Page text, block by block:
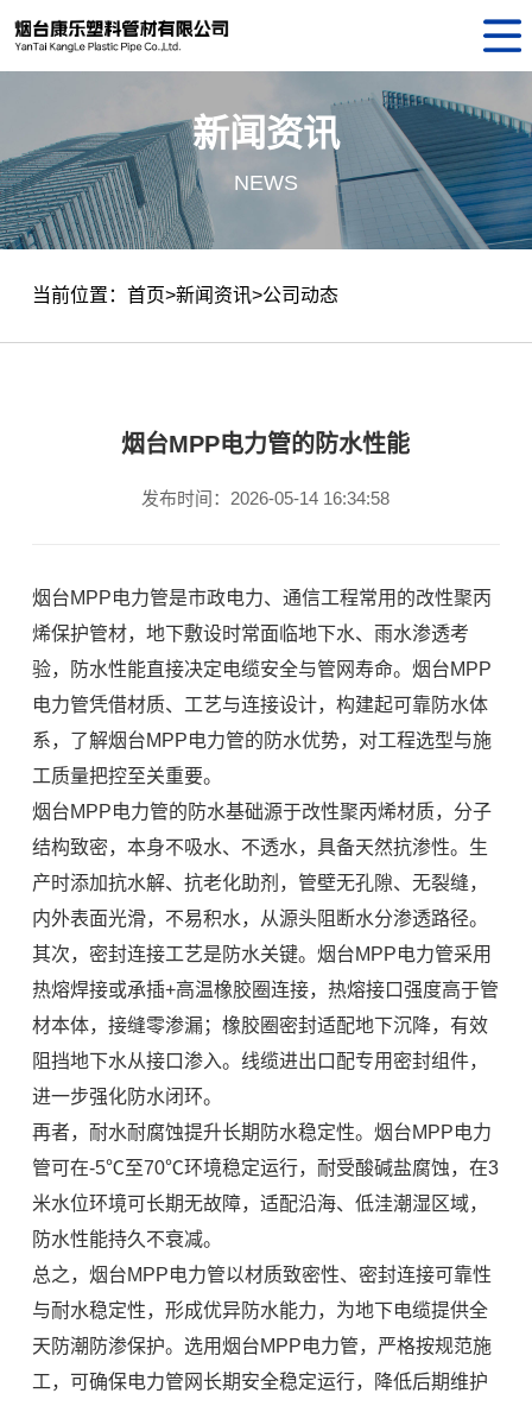
网
页
介
绍
品
中
新
闻
荣
新闻资讯
NEWS
当前位置： 首页>新闻资讯>公司动态
烟台MPP电力管的防水性能
发布时间：2026-05-14 16:34:58
烟台MPP电力管是市政电力、通信工程常用的改性聚丙
烯保护管材，地下敷设时常面临地下水、雨水渗透考
验，防水性能直接决定电缆安全与管网寿命。烟台MPP
电力管凭借材质、工艺与连接设计，构建起可靠防水体
系，了解烟台MPP电力管的防水优势，对工程选型与施
工质量把控至关重要。
烟台MPP电力管的防水基础源于改性聚丙烯材质，分子
结构致密，本身不吸水、不透水，具备天然抗渗性。生
产时添加抗水解、抗老化助剂，管壁无孔隙、无裂缝，
内外表面光滑，不易积水，从源头阻断水分渗透路径。
其次，密封连接工艺是防水关键。烟台MPP电力管采用
热熔焊接或承插+高温橡胶圈连接，热熔接口强度高于管
材本体，接缝零渗漏；橡胶圈密封适配地下沉降，有效
阻挡地下水从接口渗入。线缆进出口配专用密封组件，
进一步强化防水闭环。
再者，耐水耐腐蚀提升长期防水稳定性。烟台MPP电力
管可在-5℃至70℃环境稳定运行，耐受酸碱盐腐蚀，在3
米水位环境可长期无故障，适配沿海、低洼潮湿区域，
防水性能持久不衰减。
总之，烟台MPP电力管以材质致密性、密封连接可靠性
与耐水稳定性，形成优异防水能力，为地下电缆提供全
天防潮防渗保护。选用烟台MPP电力管，严格按规范施
工，可确保电力管网长期安全稳定运行，降低后期维护